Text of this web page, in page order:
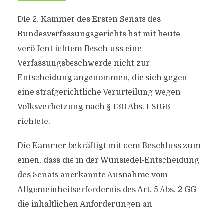
Die 2. Kammer des Ersten Senats des
Bundesverfassungsgerichts hat mit heute
veröffentlichtem Beschluss eine
Verfassungsbeschwerde nicht zur
Entscheidung angenommen, die sich gegen
eine strafgerichtliche Verurteilung wegen
Volksverhetzung nach § 130 Abs. 1 StGB
richtete.
Die Kammer bekräftigt mit dem Beschluss zum
einen, dass die in der Wunsiedel-Entscheidung
des Senats anerkannte Ausnahme vom
Allgemeinheitserfordernis des Art. 5 Abs. 2 GG
die inhaltlichen Anforderungen an